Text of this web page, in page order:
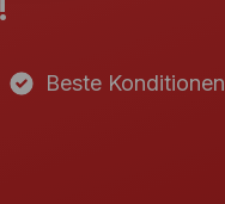
Beste Konditionen